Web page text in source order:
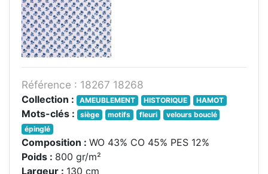
Référence : 18267 18268
Collection : AMEUBLEMENT HISTORIQUE HAMOT
Mots-clés : siège motifs fleuri
velours bouclé
épinglé
Composition : WO 43% CO 45% PES 12%
Poids : 800 gr/m²
Largeur : 130 cm